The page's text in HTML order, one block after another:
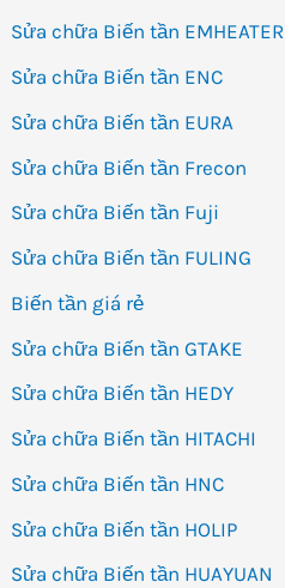
Sửa chữa Biến tần EMHEATER
Sửa chữa Biến tần ENC
Sửa chữa Biến tần EURA
Sửa chữa Biến tần Frecon
Sửa chữa Biến tần Fuji
Sửa chữa Biến tần FULING
Biến tần giá rẻ
Sửa chữa Biến tần GTAKE
Sửa chữa Biến tần HEDY
Sửa chữa Biến tần HITACHI
Sửa chữa Biến tần HNC
Sửa chữa Biến tần HOLIP
Sửa chữa Biến tần HUAYUAN